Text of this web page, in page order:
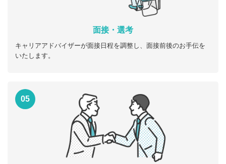
面接・選考
キャリアアドバイザーが面接日程を調整し、面接前後のお手伝を
いたします。
05